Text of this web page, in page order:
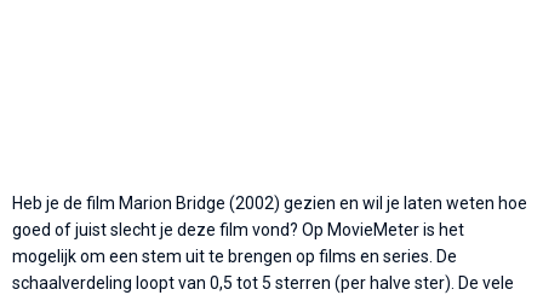
Heb je de film Marion Bridge (2002) gezien en wil je laten weten hoe
goed of juist slecht je deze film vond? Op MovieMeter is het
mogelijk om een stem uit te brengen op films en series. De
schaalverdeling loopt van 0,5 tot 5 sterren (per halve ster). De vele